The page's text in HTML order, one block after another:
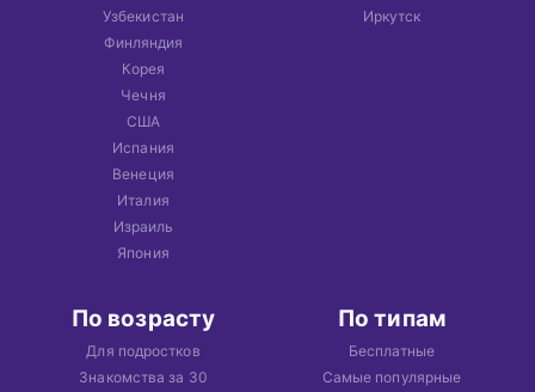
Узбекистан
Финляндия
Корея
Чечня
США
Испания
Венеция
Италия
Израиль
Япония
Иркутск
По возрасту
Для подростков
Знакомства за 30
По типам
Бесплатные
Самые популярные